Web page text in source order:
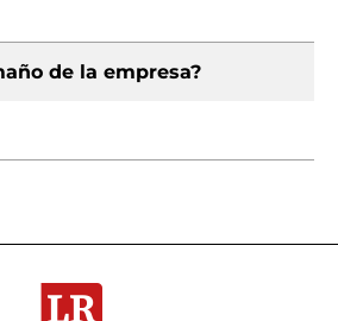
de la empresa?